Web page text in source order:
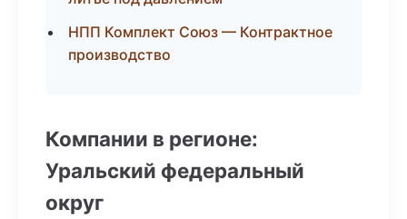
НПП Комплект Союз — Контрактное
производство
Компании в регионе:
Уральский федеральный
округ